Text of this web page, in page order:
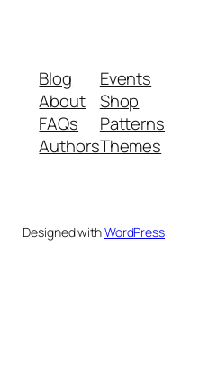
Blog
About
FAQs
Authors
Events
Shop
Patterns
Themes
Designed withWordPress